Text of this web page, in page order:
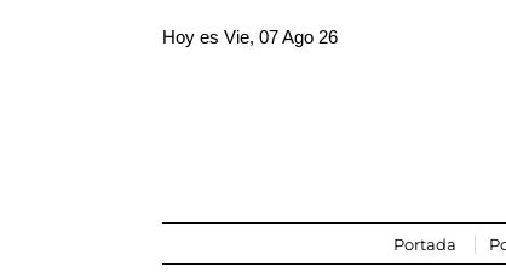
Hoy esVie, 07 Ago 26
Portada